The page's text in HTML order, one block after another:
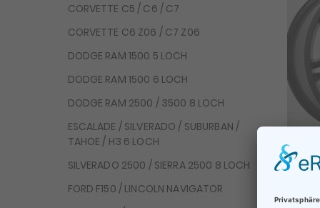
CORVETTE C5 / C6 / C7
CORVETTE C6 Z06 / C7 Z06
DODGE RAM 1500 5 LOCH
DODGE RAM 1500 6 LOCH
DODGE RAM 2500 / 3500 8 LOCH
ESCALADE / SILVERADO / SUBURBAN /
TAHOE / H3 6 LOCH
SILVERADO 2500 / SIERRA 2500 8 LOCH
FORD F150 / LINCOLN NAVIGATOR
4X